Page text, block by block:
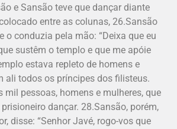
e Sansão teve que dançar diante
entre as colunas, 26.Sansão
o conduzia pela mão: “Deixa que eu
sustêm o templo e que me apóie
estava repleto de homens e
ali todos os príncipes dos filisteus.
mil pessoas, homens e mulheres, que
dançar. 28.Sansão, porém,
disse: “Senhor Javé, rogo-vos que